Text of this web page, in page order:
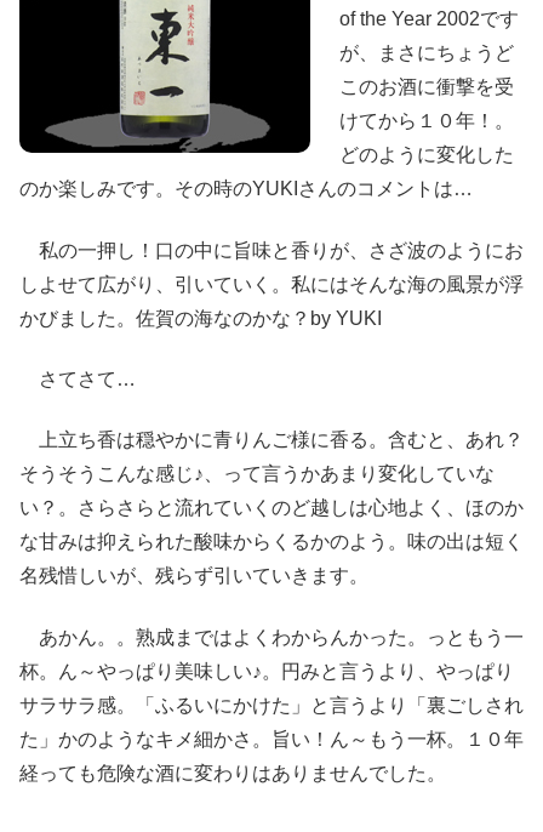
of the Year 2002です
が、まさにちょうど
このお酒に衝撃を受
けてから１０年！。
どのように変化した
のか楽しみです。その時のYUKIさんのコメントは…
私の一押し！口の中に旨味と香りが、さざ波のようにお
しよせて広がり、引いていく。私にはそんな海の風景が浮
かびました。佐賀の海なのかな？by YUKI
さてさて…
上立ち香は穏やかに青りんご様に香る。含むと、あれ？
そうそうこんな感じ♪、って言うかあまり変化していな
い？。さらさらと流れていくのど越しは心地よく、ほのか
な甘みは抑えられた酸味からくるかのよう。味の出は短く
名残惜しいが、残らず引いていきます。
あかん。。熟成まではよくわからんかった。っともう一
杯。ん～やっぱり美味しい♪。円みと言うより、やっぱり
サラサラ感。「ふるいにかけた」と言うより「裏ごしされ
た」かのようなキメ細かさ。旨い！ん～もう一杯。１０年
経っても危険な酒に変わりはありませんでした。